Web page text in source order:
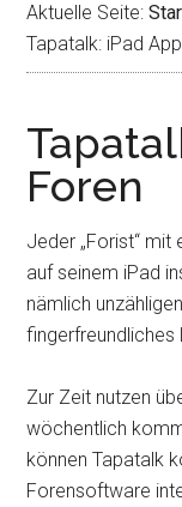
Aktuelle Seite:
Tapatalk: iPad
Foren
Jeder „Forist“
auf seinem iPad
nämlich
fingerfreundliches
Zur Zeit nutzen
wöchentlich
können Tapatalk
Forensoftware